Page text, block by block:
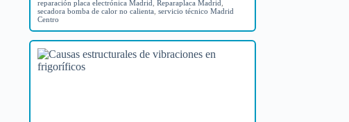
reparación placa electrónica Madrid ,Reparaplaca Madrid
secadora bomba de calor no calienta ,servicio técnico Madrid
Centro